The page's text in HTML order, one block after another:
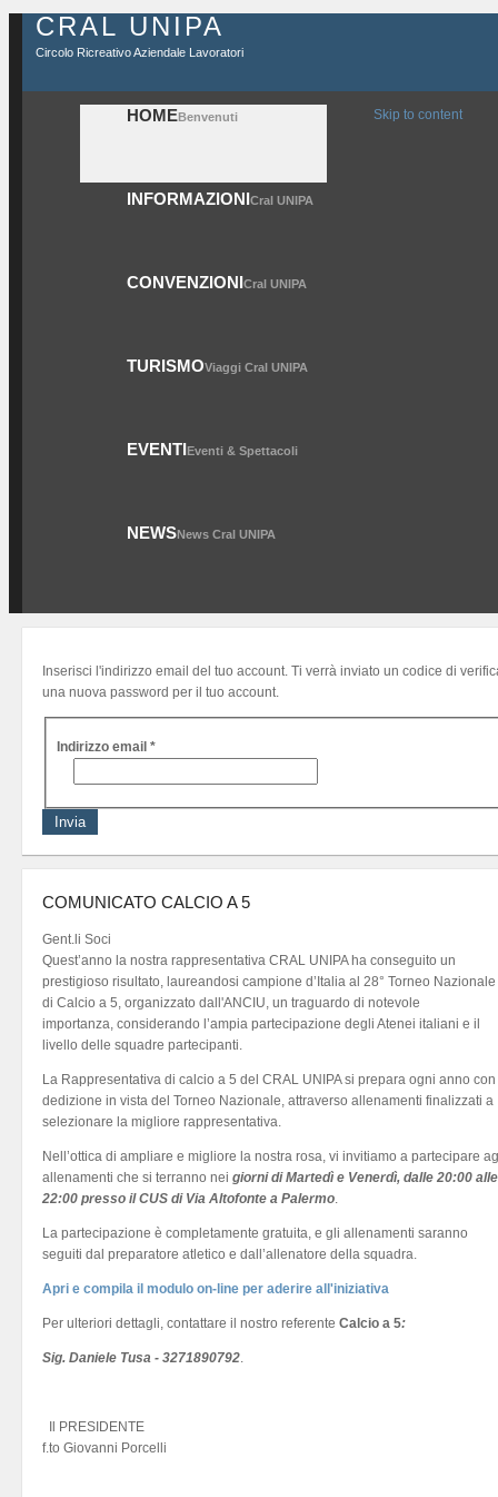
CRAL UNIPA
Circolo Ricreativo Aziendale Lavoratori
HOMEBenvenuti
INFORMAZIONICral UNIPA
CONVENZIONICral UNIPA
TURISMOViaggi Cral UNIPA
EVENTIEventi & Spettacoli
NEWSNews Cral UNIPA
Skip to content
Inserisci l'indirizzo email del tuo account. Ti verrà inviato un codice di
una nuova password per il tuo account.
Indirizzo email *
Invia
COMUNICATO CALCIO A 5
Gent.li Soci
Quest’anno la nostra rappresentativa CRAL UNIPA ha conseguito un
prestigioso risultato, laureandosi campione d’Italia al 28° Torneo Nazionale
di Calcio a 5, organizzato dall'ANCIU, un traguardo di notevole
importanza, considerando l’ampia partecipazione degli Atenei italiani e il
livello delle squadre partecipanti.
La Rappresentativa di calcio a 5 del CRAL UNIPA si prepara ogni anno con
dedizione in vista del Torneo Nazionale, attraverso allenamenti finalizzati a
selezionare la migliore rappresentativa.
Nell’ottica di ampliare e migliore la nostra rosa, vi invitiamo a partecipare
allenamenti che si terranno nei giorni di Martedì e Venerdì, dalle 20:00 alle
22:00 presso il CUS di Via Altofonte a Palermo
La partecipazione è completamente gratuita, e gli allenamenti saranno
seguiti dal preparatore atletico e dall’allenatore della squadra.
Apri e compila il modulo on-line per aderire all'iniziativa
Per ulteriori dettagli, contattare il nostro referente Calcio a 5:
Sig. Daniele Tusa - 3271890792
Il PRESIDENTE
f.to Giovanni Porcelli